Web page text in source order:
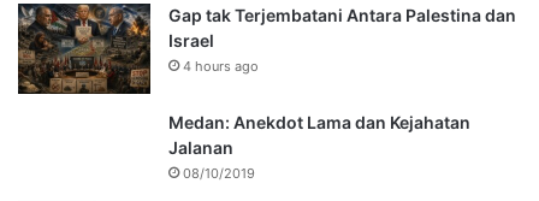
Gap tak Terjembatani Antara Palestina dan
Israel
4 hours ago
Medan: Anekdot Lama dan Kejahatan
Jalanan
08/10/2019